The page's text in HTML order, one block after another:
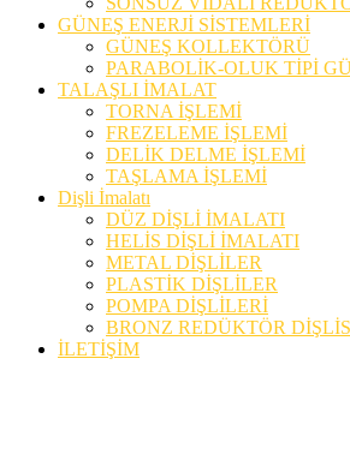
GÜNEŞ ENERJİ SİSTEMLERİ
GÜNEŞ KOLLEKTÖRÜ
PARABOLİK-OLUK TİPİ
TALAŞLI İMALAT
TORNA İŞLEMİ
FREZELEME İŞLEMİ
DELİK DELME İŞLEMİ
TAŞLAMA İŞLEMİ
Dişli İmalatı
DÜZ DİŞLİ İMALATI
HELİS DİŞLİ İMALATI
METAL DİŞLİLER
PLASTİK DİŞLİLER
POMPA DİŞLİLERİ
BRONZ REDÜKTÖR
İLETİŞİM